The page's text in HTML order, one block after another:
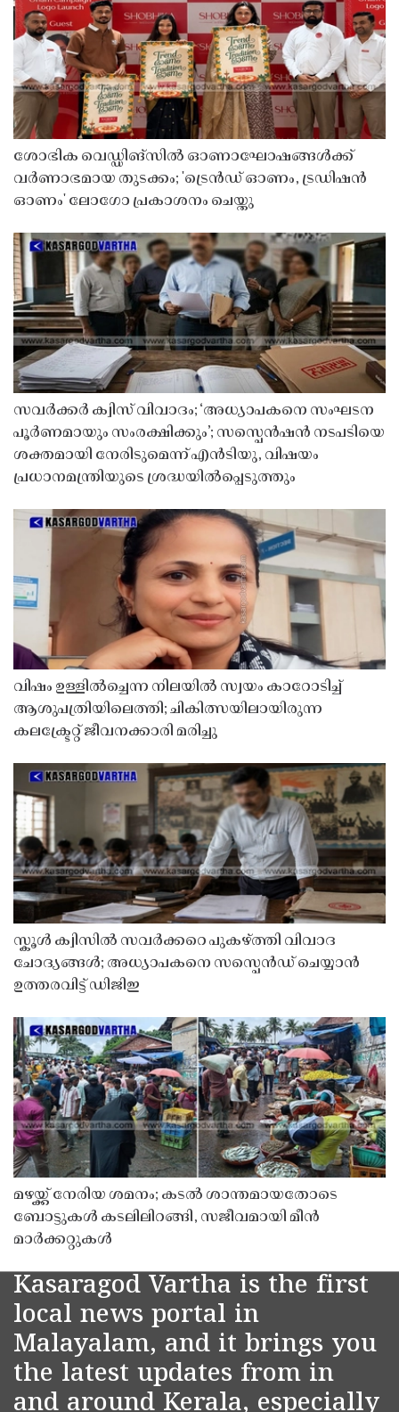
ശോഭിക വെഡ്ഡിങ്സിൽ ഓണാഘോഷങ്ങൾക്ക്
വർണാഭമായ തുടക്കം; 'ട്രെൻഡ് ഓണം, ട്രഡിഷൻ
ഓണം' ലോഗോ പ്രകാശനം ചെയ്തു
സവർക്കർ ക്വിസ് വിവാദം; ‘അധ്യാപകനെ സംഘടന
പൂർണമായും സംരക്ഷിക്കും’; സസ്പെൻഷൻ നടപടിയെ
ശക്തമായി നേരിടുമെന്ന് എൻടിയു, വിഷയം
പ്രധാനമന്ത്രിയുടെ ശ്രദ്ധയിൽപ്പെടുത്തും
വിഷം ഉള്ളിൽച്ചെന്ന നിലയിൽ സ്വയം കാറോടിച്ച്
ആശുപത്രിയിലെത്തി; ചികിത്സയിലായിരുന്ന
കലക്ട്രേറ്റ് ജീവനക്കാരി മരിച്ചു
സ്കൂൾ ക്വിസിൽ സവർക്കറെ പുകഴ്ത്തി വിവാദ
ചോദ്യങ്ങൾ; അധ്യാപകനെ സസ്പെൻഡ് ചെയ്യാൻ
ഉത്തരവിട്ട് ഡിജിഇ
മഴയ്ക്ക് നേരിയ ശമനം; കടൽ ശാന്തമായതോടെ
ബോട്ടുകൾ കടലിലിറങ്ങി, സജീവമായി മീൻ
മാർക്കറ്റുകൾ
Kasaragod Vartha is the first
local news portal in
Malayalam, and it brings you
the latest updates from in
and around Kerala, especially